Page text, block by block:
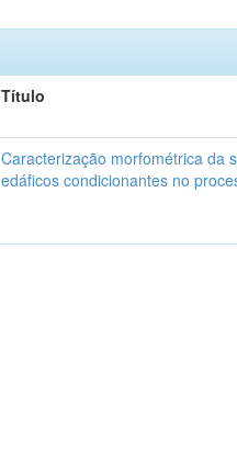
Título
Caracterização morfométrica da
edáficos condicionantes no